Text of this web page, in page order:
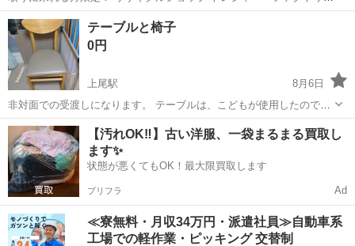
春日部店です。 ◆商品情報 ブランド:不明 商品名:ダイニングチェア
サイズ:高さ約72cm×横幅約47cm×奥行約43cm ◆状態：ヨゴレ有 ◆お
問合...
埼玉 春日部市 春日部駅
テーブルと椅子
0円
上尾駅
8月6日
非対面での受渡しになります。 テーブルは、こどもが使用したので汚
れ傷あります。
埼玉 上尾市 上尾駅 椅子
【汚れOK‼️】古い洋服、一袋まるまる買取し
ます✨
状態が悪くてもOK！最大限買取します
プリフラ Ad
≪寮無料・月収34万円・派遣社員≫自動車系
工場での軽作業・ピッキング 交替制